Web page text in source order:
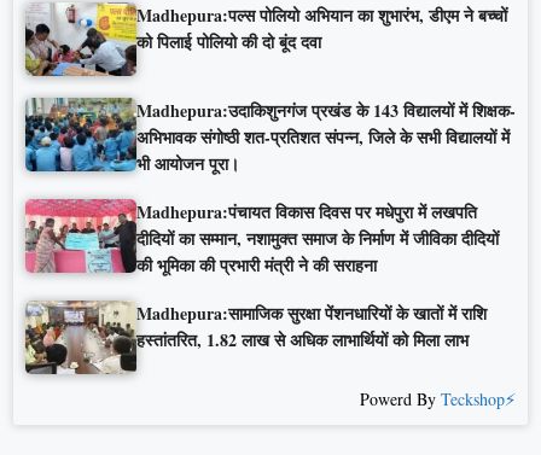
Madhepura:पल्स पोलियो अभियान का शुभारंभ, डीएम ने बच्चों
को पिलाई पोलियो की दो बूंद दवा
Madhepura:उदाकिशुनगंज प्रखंड के 143 विद्यालयों में शिक्षक-
अभिभावक संगोष्ठी शत-प्रतिशत संपन्न, जिले के सभी विद्यालयों में
भी आयोजन पूरा।
Madhepura:पंचायत विकास दिवस पर मधेपुरा में लखपति
दीदियों का सम्मान, नशामुक्त समाज के निर्माण में जीविका दीदियों
की भूमिका की प्रभारी मंत्री ने की सराहना
Madhepura:सामाजिक सुरक्षा पेंशनधारियों के खातों में राशि
हस्तांतरित, 1.82 लाख से अधिक लाभार्थियों को मिला लाभ
Powerd By Teckshop⚡